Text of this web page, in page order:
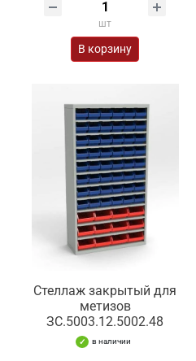
шт
В корзину
Стеллаж закрытый для
метизов
ЗС.5003.12.5002.48
в наличии